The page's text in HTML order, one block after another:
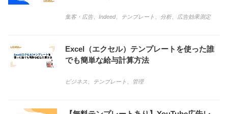
集客・広告、 Indeed、 テンプレート 分析、 広告効果測定
Excel（エクセル）テンプレートを使った誰
でも簡単な給与計算方法
ビジネス テンプレート 管理